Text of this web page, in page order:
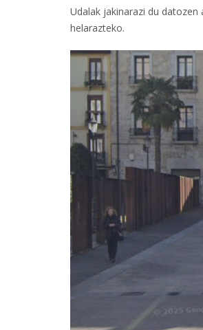
Udalak jakinarazi du
helarazteko.